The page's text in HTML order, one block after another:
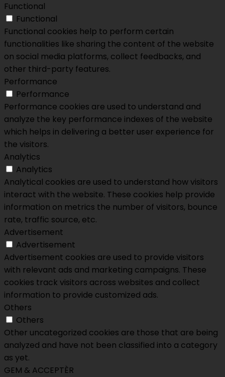
Functional
Functional
Functional cookies help to perform certain
functionalities like sharing the content of the website
on social media platforms, collect feedbacks, and
other third-party features.
Performance
Performance
Performance cookies are used to understand and
analyze the key performance indexes of the website
which helps in delivering a better user experience for
the visitors.
Analytics
Analytics
Analytical cookies are used to understand how visitors
interact with the website. These cookies help provide
information on metrics the number of visitors, bounce
rate, traffic source, etc.
Advertisement
Advertisement
Advertisement cookies are used to provide visitors
with relevant ads and marketing campaigns. These
cookies track visitors across websites and collect
information to provide customized ads.
Others
Others
Other uncategorized cookies are those that are being
analyzed and have not been classified into a category
as yet.
GEM & ACCEPTÈR